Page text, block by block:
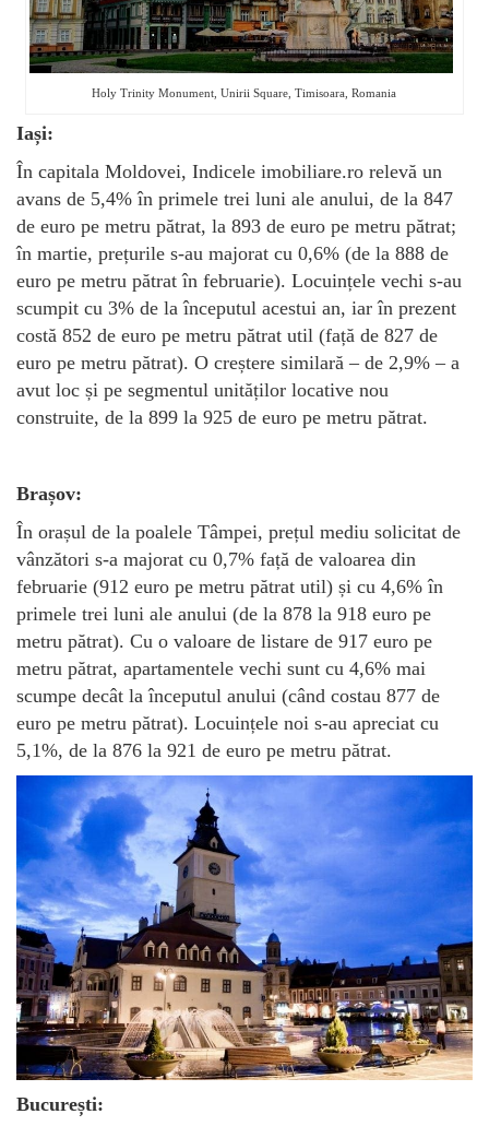
Holy Trinity Monument, Unirii Square, Timisoara, Romania
Iași:
În capitala Moldovei, Indicele imobiliare.ro relevă un
avans de 5,4% în primele trei luni ale anului, de la 847
de euro pe metru pătrat, la 893 de euro pe metru pătrat;
în martie, prețurile s-au majorat cu 0,6% (de la 888 de
euro pe metru pătrat în februarie). Locuințele vechi s-au
scumpit cu 3% de la începutul acestui an, iar în prezent
costă 852 de euro pe metru pătrat util (față de 827 de
euro pe metru pătrat). O creștere similară – de 2,9% – a
avut loc și pe segmentul unităților locative nou
construite, de la 899 la 925 de euro pe metru pătrat.
Brașov:
În orașul de la poalele Tâmpei, prețul mediu solicitat de
vânzători s-a majorat cu 0,7% față de valoarea din
februarie (912 euro pe metru pătrat util) și cu 4,6% în
primele trei luni ale anului (de la 878 la 918 euro pe
metru pătrat). Cu o valoare de listare de 917 euro pe
metru pătrat, apartamentele vechi sunt cu 4,6% mai
scumpe decât la începutul anului (când costau 877 de
euro pe metru pătrat). Locuințele noi s-au apreciat cu
5,1%, de la 876 la 921 de euro pe metru pătrat.
București: